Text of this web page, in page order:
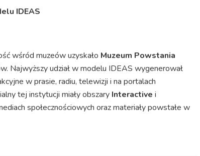
IDEAS
wśród muzeów uzyskało Muzeum Powstania
Najwyższy udział w modelu IDEAS wygenerował
w prasie, radiu, telewizji i na portalach
tej instytucji miały obszary Interactive i
społecznościowych oraz materiały powstałe w